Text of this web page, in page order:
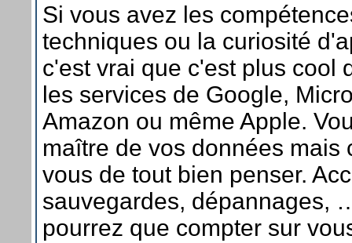
Si vous avez les
techniques ou la curiosité
c'est vrai que c'est plus cool
les services de Google,
Amazon ou même Apple.
maître de vos données mais
vous de tout bien penser.
sauvegardes, dépannages,
pourrez que compter sur